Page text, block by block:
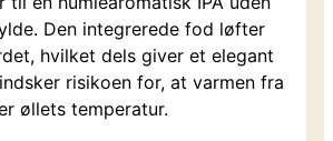
Den integrerede fod løfter
hvilket dels giver et elegant
risikoen for, at varmen fra
øllets temperatur.